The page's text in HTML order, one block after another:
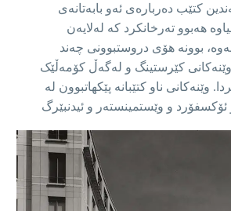
کتێب دەربارەی ئەو بابەتانەی
هەبوو تەرخانکرد کە لەلایەن
بوونە هۆی دروستبوونی چەند
کێرستینگ و لەگەڵ کۆمەڵێک
وێنەکانی ناو کتێبانە پێکهاتبوون لە